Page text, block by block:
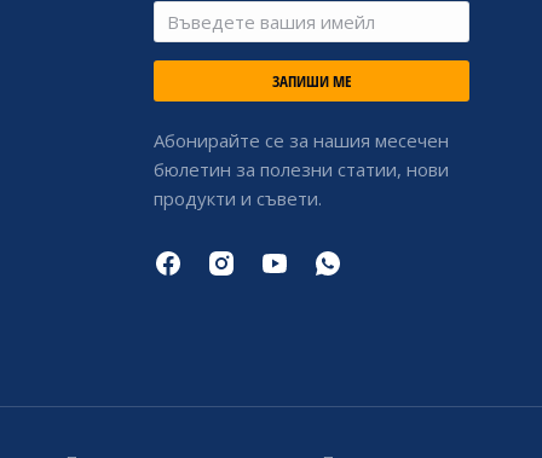
ЗАПИШИ МЕ
Абонирайте се за нашия месечен
бюлетин за полезни статии, нови
продукти и съвети.